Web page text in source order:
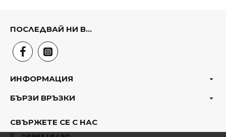
ПОСЛЕДВАЙ НИ В...
ИНФОРМАЦИЯ
БЪРЗИ ВРЪЗКИ
СВЪРЖЕТЕ СЕ С НАС